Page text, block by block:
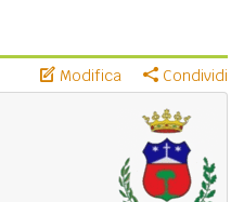
Modifica Condividi